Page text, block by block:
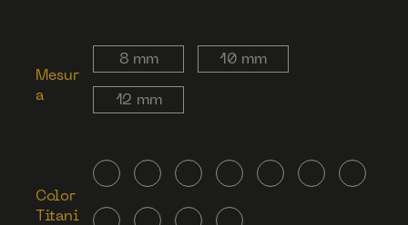
Mesur
a
8 mm 10 mm
12 mm
Color
Titani